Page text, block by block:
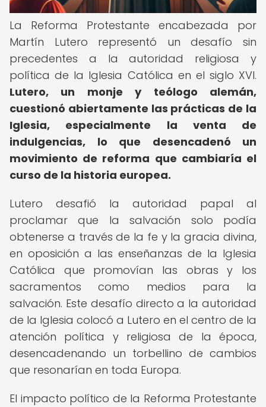
La Reforma Protestante encabezada por
Martín Lutero representó un desafío sin
precedentes a la autoridad religiosa y
política de la Iglesia Católica en el siglo XVI.
Lutero, un monje y teólogo alemán,
cuestionó abiertamente las prácticas de la
Iglesia, especialmente la venta de
indulgencias, lo que desencadenó un
movimiento de reforma que cambiaría el
curso de la historia europea.
Lutero desafió la autoridad papal al
proclamar que la salvación solo podía
obtenerse a través de la fe y la gracia divina,
en oposición a las enseñanzas de la Iglesia
Católica que promovían las obras y los
sacramentos como medios para la
salvación. Este desafío directo a la autoridad
de la Iglesia colocó a Lutero en el centro de la
atención política y religiosa de la época,
desencadenando un torbellino de cambios
que resonarían en toda Europa.
El impacto político de la Reforma Protestante